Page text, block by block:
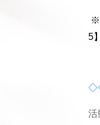
※
5
活